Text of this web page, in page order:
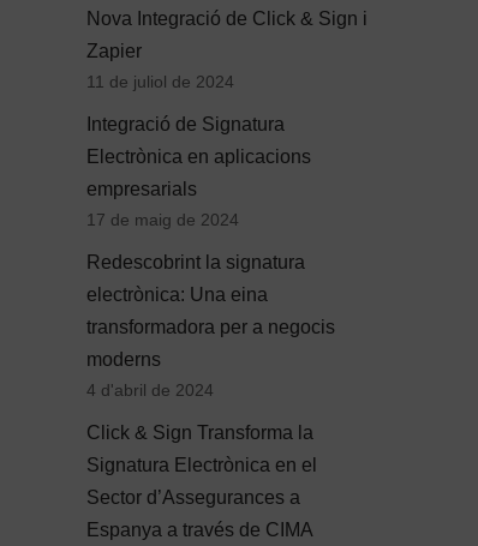
Nova Integració de Click & Sign i
Zapier
11 de juliol de 2024
Integració de Signatura
Electrònica en aplicacions
empresarials
17 de maig de 2024
Redescobrint la signatura
electrònica: Una eina
transformadora per a negocis
moderns
4 d'abril de 2024
Click & Sign Transforma la
Signatura Electrònica en el
Sector d’Assegurances a
Espanya a través de CIMA